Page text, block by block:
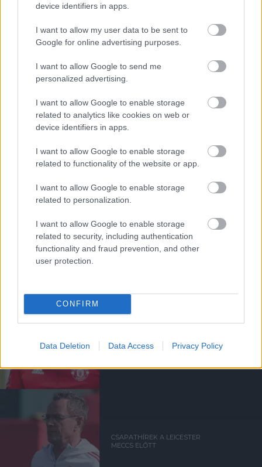
device identifiers in apps.
I want to allow my user data to be sent to
Google for online advertising purposes.
I want to allow Google to send me
personalized advertising.
I want to allow Google to enable storage
related to analytics like cookies on web or
device identifiers in apps.
I want to allow Google to enable storage
related to functionality of the website or app.
I want to allow Google to enable storage
related to personalization.
I want to allow Google to enable storage
related to security, including authentication
functionality and fraud prevention, and other
user protection.
CONFIRM
Data Deletion Data Access Privacy Policy
Kapcsolódó hírek
EDINSON CAVANI
CAVANI TELJES
BÚCSÚINTERJÚJA
CAVANI HÁLÁS A
TÁMOGATÁSÉRT
BRENTFORD MECCS ELŐTT
CSAPATHÍREK A LEICESTER
MECCS ELŐTT